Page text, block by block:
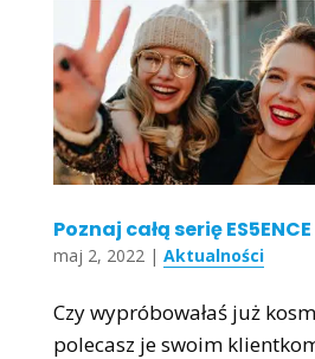
Poznaj całą serię
maj 2, 2022 | Aktualności
Czy wypróbowałaś już
polecasz je swoim